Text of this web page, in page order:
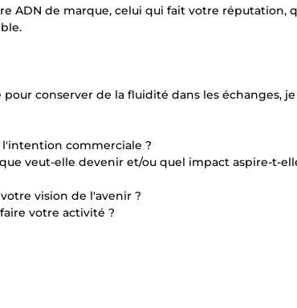
ADN de marque, celui qui fait votre réputation,
conserver de la fluidité dans les échanges, je
l'intention commerciale ?
veut-elle devenir et/ou quel impact aspire-t-
vision de l'avenir ?
votre activité ?